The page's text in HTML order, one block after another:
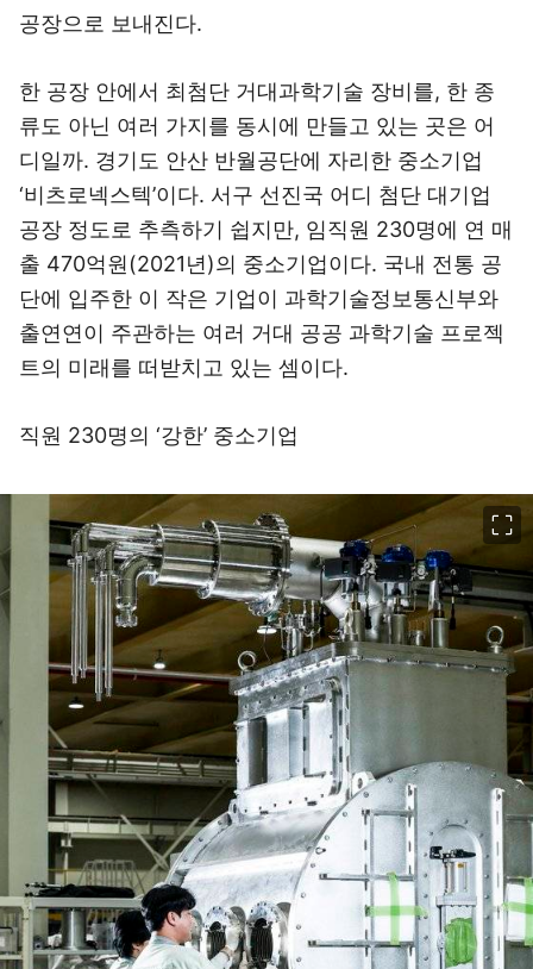
공장으로 보내진다.
한 공장 안에서 최첨단 거대과학기술 장비를, 한 종
류도 아닌 여러 가지를 동시에 만들고 있는 곳은 어
디일까. 경기도 안산 반월공단에 자리한 중소기업
‘비츠로넥스텍’이다. 서구 선진국 어디 첨단 대기업
공장 정도로 추측하기 쉽지만, 임직원 230명에 연 매
출 470억원(2021년)의 중소기업이다. 국내 전통 공
단에 입주한 이 작은 기업이 과학기술정보통신부와
출연연이 주관하는 여러 거대 공공 과학기술 프로젝
트의 미래를 떠받치고 있는 셈이다.
직원 230명의 ‘강한’ 중소기업